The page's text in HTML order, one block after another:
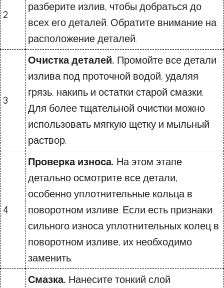
2
разберите излив, чтобы добраться до
всех его деталей. Обратите внимание на
расположение деталей.
3
Очистка деталей. Промойте все детали
излива под проточной водой, удаляя
грязь, накипь и остатки старой смазки.
Для более тщательной очистки можно
использовать мягкую щетку и мыльный
раствор.
4
Проверка износа. На этом этапе
детально осмотрите все детали,
особенно уплотнительные кольца в
поворотном изливе. Если есть признаки
сильного износа уплотнительных колец в
поворотном изливе, их необходимо
заменить.
Смазка. Нанесите тонкий слой